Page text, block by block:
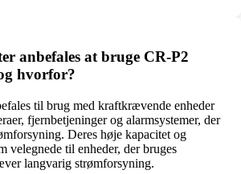
anbefales at bruge CR-P2
hvorfor?
til brug med kraftkrævende enheder
fjernbetjeninger og alarmsystemer, der
Deres høje kapacitet og
velegnede til enheder, der bruges
langvarig strømforsyning.